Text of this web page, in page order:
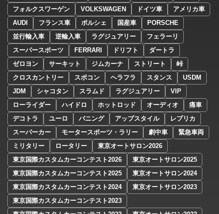
フォルクスワーゲン
VOLKSWAGEN ドイツ車
アメリカ車
AUDI
フランス車 ポルシェ 国産車
PORSCHE
並行輸入車
逆輸入車 ラグジュアリー
フェラーリ
スーパースポーツ
FERRARI ドリフト
ダートラ
ゼロヨン
サーキット ジムカーナ ストリート
峠
クロスカントリー
スポコン ヘラフラ スタンス
USDM
JDM
シャコタン スラムド ラグジュアリー
VIP
ローライダー
ハイドロ ホットロッド オーディオ
痛車
デコトラ
ユーロ バニング アップスタイル
レプリカ
スーパーカー
モータースポーツ・ラリー 劇中車
緊急車両
ミリタリー
ロータリー
東京オートサロン2026
東京国際カスタムカーコンテスト2026
東京オートサロン2025
東京国際カスタムカーコンテスト2025
東京オートサロン2024
東京国際カスタムカーコンテスト2024
東京オートサロン2023
東京国際カスタムカーコンテスト2023